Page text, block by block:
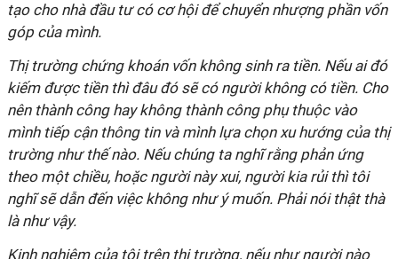
tạo cho nhà đầu tư có cơ hội để chuyển nhượng phần vốn
góp của mình.
Thị trường chứng khoán vốn không sinh ra tiền. Nếu ai đó
kiếm được tiền thì đâu đó sẽ có người không có tiền. Cho
nên thành công hay không thành công phụ thuộc vào
mình tiếp cận thông tin và mình lựa chọn xu hướng của thị
trường như thế nào. Nếu chúng ta nghĩ rằng phản ứng
theo một chiều, hoặc người này xui, người kia rủi thì tôi
nghĩsẽdẫn đến việc không như ý muốn. Phải nói thật thà
là như vậy.
Kinh nghiệm của tôi trên thị trường, nếu như người nào